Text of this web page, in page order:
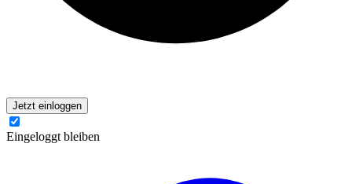
Jetzt einloggen
Eingeloggt bleiben